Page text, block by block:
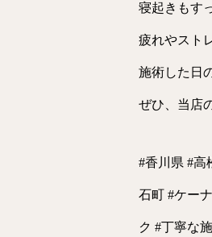
寝起きもす
疲れやスト
施術した日
ぜひ、当店
#香川県 #高
石町 #ケー
ク #丁寧な